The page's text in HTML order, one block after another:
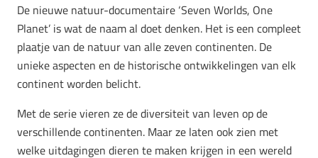
De nieuwe natuur-documentaire ‘Seven Worlds, One
Planet’ is wat de naam al doet denken. Het is een compleet
plaatje van de natuur van alle zeven continenten. De
unieke aspecten en de historische ontwikkelingen van elk
continent worden belicht.
Met de serie vieren ze de diversiteit van leven op de
verschillende continenten. Maar ze laten ook zien met
welke uitdagingen dieren te maken krijgen in een wereld